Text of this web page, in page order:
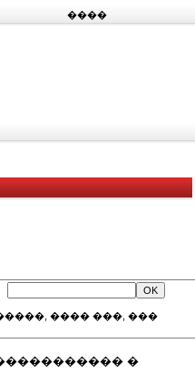
����
���� ���, ���
�